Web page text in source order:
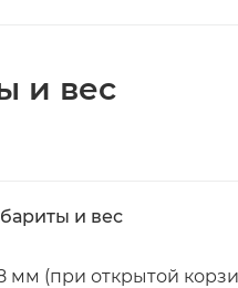
и вес
и вес
мм (при открытой